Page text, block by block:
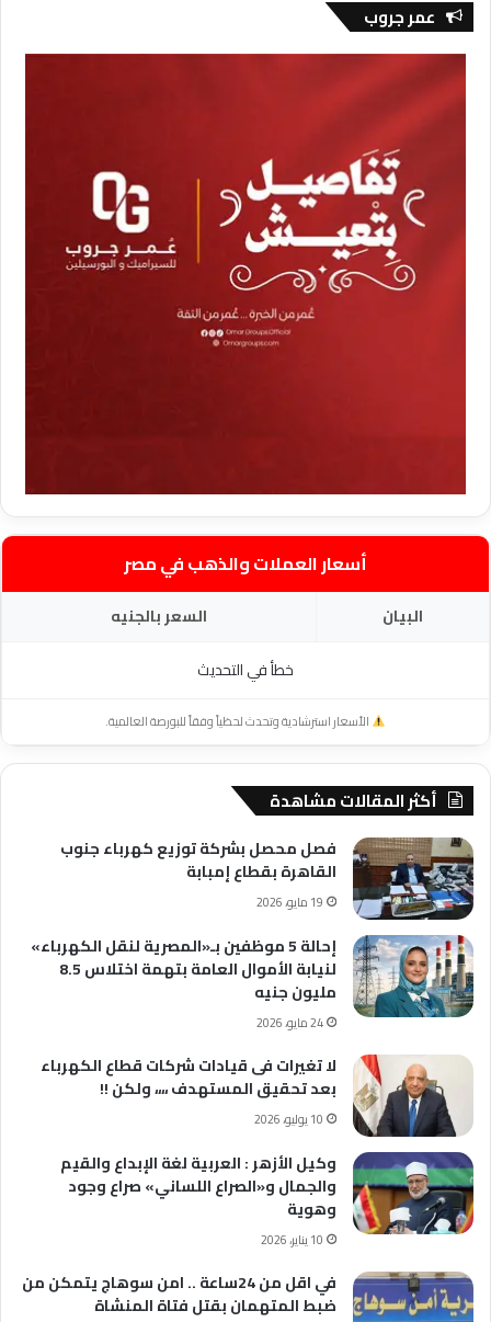
عمر جروب
أسعار العملات والذهب في مصر
البيان
السعر بالجنيه
خطأ في التحديث
الأسعار استرشادية وتحدث لحظياً وفقاً للبورصة العالمية.
أكثر المقالات مشاهدة
فصل محصل بشركة توزيع كهرباء جنوب
القاهرة بقطاع إمبابة
19 مايو، 2026
إحالة 5 موظفين بـ«المصرية لنقل الكهرباء»
لنيابة الأموال العامة بتهمة اختلاس 8.5
مليون جنيه
24 مايو، 2026
لا تغيرات فى قيادات شركات قطاع الكهرباء
بعد تحقيق المستهدف ،،،، ولكن !!
10 يوليو، 2026
وكيل الأزهر : العربية لغة الإبداع والقيم
والجمال و«الصراع اللساني» صراع وجود
وهوية
10 يناير، 2026
في اقل من 24ساعة .. امن سوهاج يتمكن من
ضبط المتهمان بقتل فتاة المنشاة